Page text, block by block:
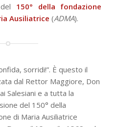
150° della fondazione
Ausiliatrice (ADMA).
sorridi!”. È questo il
dal Rettor Maggiore, Don
Salesiani e a tutta la
del 150° della
di Maria Ausiliatrice